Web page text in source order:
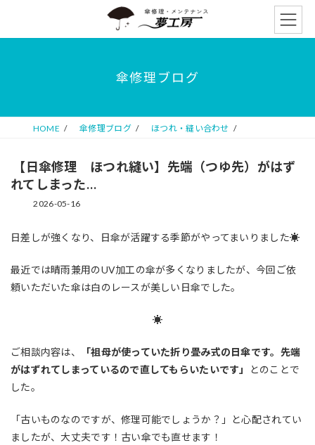
ッ
移
傘修理ブログ
HOME 傘修理ブログ ほつれ・縫い合わせ
【日傘修理 ほつれ縫い】先端（つゆ先）がはず
れてしまった…
2026-05-16
日差しが強くなり、日傘が活躍する季節がやってまいりました☀
最近では晴雨兼用のUV加工の傘が多くなりましたが、今回ご依
頼いただいた傘は白のレースが美しい日傘でした。
☀
ご相談内容は、
「祖母が使っていた折り畳み式の日傘です。先端
がはずれてしまっているので直してもらいたいです」
とのことで
した。
「古いものなのですが、修理可能でしょうか？」と心配されてい
ましたが、大丈夫です！古い傘でも直せます！